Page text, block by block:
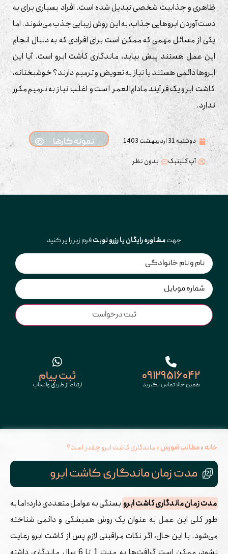
ظاهری و جذابیت شخصی تبدیل شده است. افراد بسیاری برای به
دست آوردن ابروهایی جذاب، به این روش زیبایی جذب می‌شوند. اما
یکی از مسائل مهمی که ممکن است برای افرادی که به دنبال انجام
این عمل هستند پیش بیاید، ماندگاری کاشت ابرو است. آیا این
ابروها دائمی هستند یا نیاز به تعویض و ترمیم دارند؟ خوشبختانه،
کاشت ابرو یک فرآیند مادام‌العمر است و اغلب نیاز به ترمیم مکرر
ندارد.
دوشنبه 31 اردیبهشت 1403
آپ کلینیک
بدون نظر
نمونه کارها
جهتمشاوره رایگان یا رزرو نوبتفرم زیر را پر کنید
نام(Required)
شماره
۰۹۱۲۹۵۱۶۰۴۲
همین حالا تماس بگیرید
ثبت پیام
ارتباط از طریق واتساپ
خانه »مطالب آموزش »ماندگاری کاشت ابرو چقدر است؟
مدت زمان ماندگاری کاشت ابرو
مدت زمان ماندگاری کاشت ابرو بستگی به عوامل متعددی دارد؛ اما به
طور کلی این عمل به عنوان یک روش همیشگی و دائمی شناخته
می‌شود. با این حال، اگر نکات مراقبتی لازم پس از کاشت ابرو رعایت